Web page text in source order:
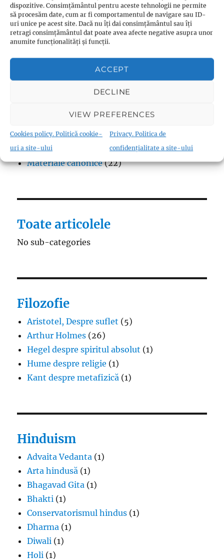
dispozitive. Consimțământul pentru aceste tehnologii ne permite
să procesăm date, cum ar fi comportamentul de navigare sau ID-
uri unice pe acest site. Dacă nu îți dai consimțământul sau îți
retragi consimțământul dat poate avea afecte negative asupra unor
anumite funcționalități și funcții.
ACCEPT
DECLINE
VIEW PREFERENCES
Cookies policy. Politică cookie-
uri a site-ului
Privacy. Politica de
confidențialitate a site-ului
Protestantism – aspecte generale(13)
Reforme(9)
Teologie(10)
Thomas Müntzer(1)
Fraternism
Biserica Înfrățirii Religiilor (Biserica
Fraternistă)
Materiale canonice(22)
Toate articolele
No sub-categories
Filozofie
Aristotel, Despre suflet (5)
Arthur Holmes (26)
Hegel despre spiritul absolut (1)
Hume despre religie (1)
Kant despre metafizică (1)
Hinduism
Advaita Vedanta (1)
Arta hindusă (1)
Bhagavad Gita (1)
Bhakti (1)
Conservatorismul hindus (1)
Dharma (1)
Diwali (1)
Holi (1)